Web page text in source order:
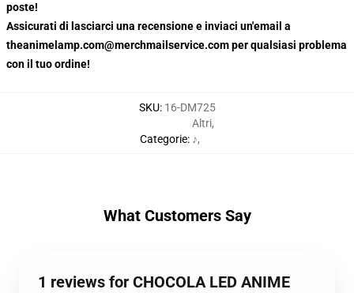
poste!
Assicurati di lasciarci una recensione e inviaci un'email a
theanimelamp.com@merchmailservice.com per qualsiasi problema
con il tuo ordine!
SKU: 16-DM725
Categorie:
Altri,
♪,
What Customers Say
1 reviews for CHOCOLA LED ANIME